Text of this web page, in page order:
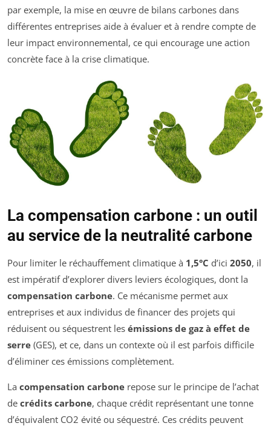
par exemple, la mise en œuvre de bilans carbones dans
différentes entreprises aide à évaluer et à rendre compte de
leur impact environnemental, ce qui encourage une action
concrète face à la crise climatique.
La compensation carbone : un outil
au service de la neutralité carbone
Pour limiter le réchauffement climatique à 1,5°C d’ici 2050, il
est impératif d’explorer divers leviers écologiques, dont la
compensation carbone. Ce mécanisme permet aux
entreprises et aux individus de financer des projets qui
réduisent ou séquestrent les émissions de gaz à effet de
serre (GES), et ce, dans un contexte où il est parfois difficile
d’éliminer ces émissions complètement.
La compensation carbone repose sur le principe de l’achat
de crédits carbone, chaque crédit représentant une tonne
d’équivalent CO2 évité ou séquestré. Ces crédits peuvent